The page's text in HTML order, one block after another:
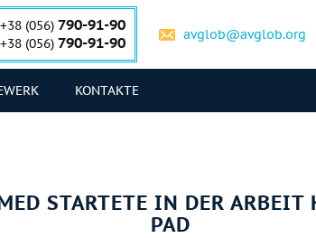
+38 (056) 790-91-90
+38 (056) 790-91-90 avglob@avglob.org
KONTAKTE
STARTETE IN DER
PAD